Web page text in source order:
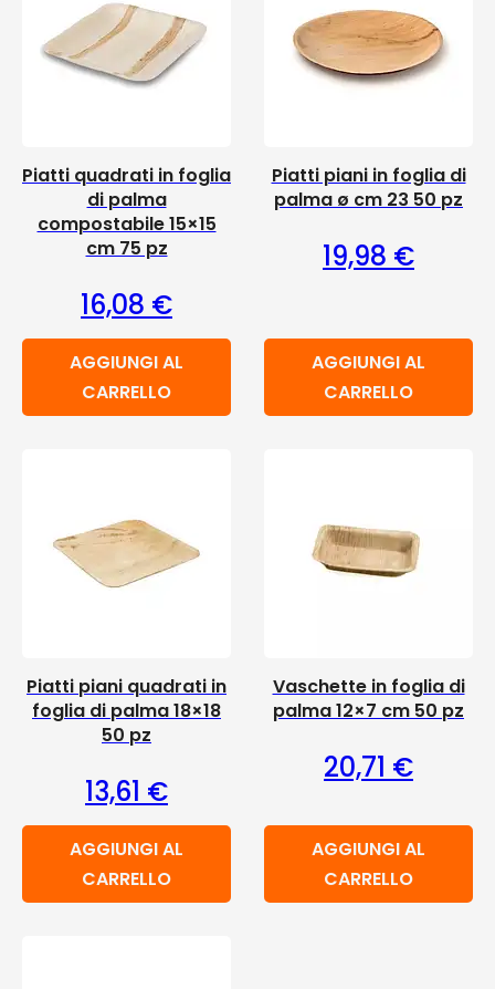
Piatti quadrati in foglia
di palma
compostabile 15×15
cm 75 pz
16,08 €
AGGIUNGI AL
CARRELLO
Piatti piani in foglia di
palma ø cm 23 50 pz
19,98 €
AGGIUNGI AL
CARRELLO
Piatti piani quadrati in
foglia di palma 18×18
50 pz
13,61 €
AGGIUNGI AL
CARRELLO
Vaschette in foglia di
palma 12×7 cm 50 pz
20,71 €
AGGIUNGI AL
CARRELLO